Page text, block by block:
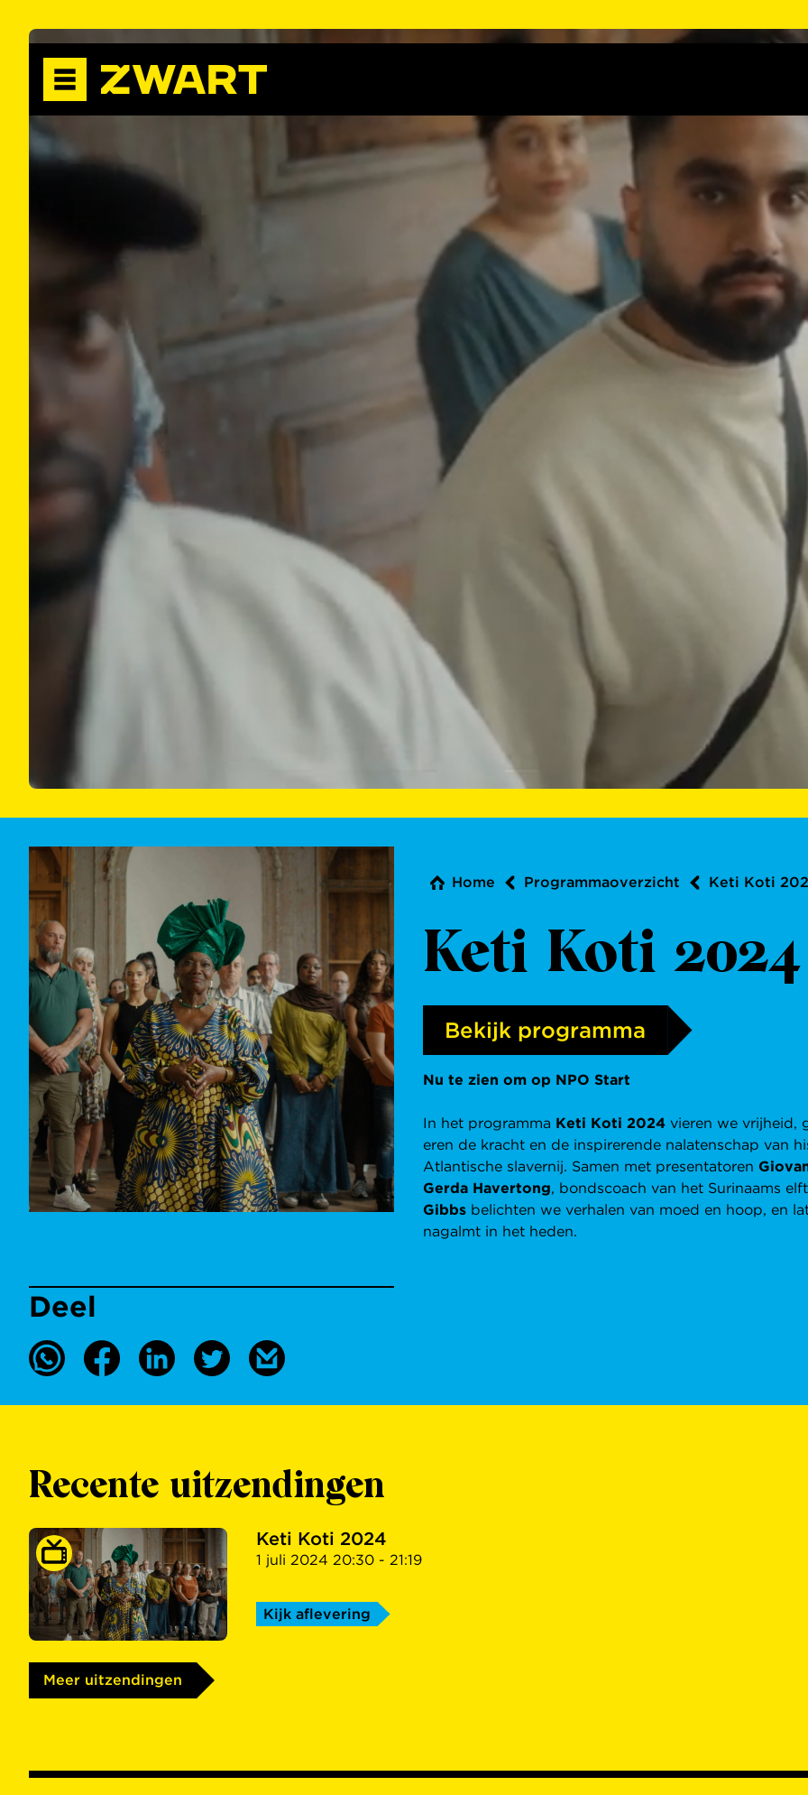
Home Programmaoverzicht Keti Koti
Keti Koti 2024
Bekijk programma
Nu te zien om op NPO Start
In het programma Keti Koti 2024 vieren we vrijheid,
eren de kracht en de inspirerende nalatenschap van
Atlantische slavernij. Samen met presentatoren
Gerda Havertong, bondscoach van het Surinaams
Gibbs belichten we verhalen van moed en hoop, en
nagalmt in het heden.
Deel
Recente uitzendingen
Keti Koti 2024
1 juli 2024 20:30 - 21:19
Kijk aflevering
Meer uitzendingen